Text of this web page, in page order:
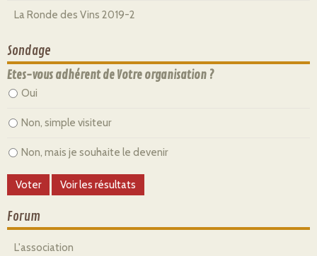
La Ronde des Vins 2019-2
Sondage
Etes-vous adhérent de Votre organisation ?
Oui
Non, simple visiteur
Non, mais je souhaite le devenir
Forum
L'association